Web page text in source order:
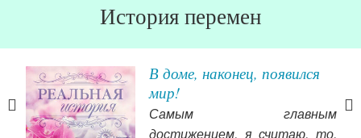
История перемен
В доме, наконец, появился
мир!
Самым главным
достижением, я считаю, то,